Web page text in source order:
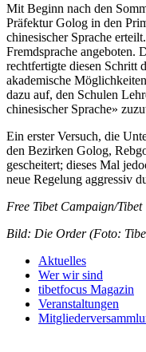
Mit Beginn nach den
Präfektur Golog in den
chinesischer Sprache
Fremdsprache angeboten.
rechtfertigte diesen Schritt
akademische
dazu auf, den Schulen
chinesischer Sprache»
Ein erster Versuch, die
den Bezirken Golog,
gescheitert; dieses Mal
neue Regelung aggressiv
Free Tibet Campaign/
Bild: Die Order (Foto:
Aktuelles
Wer wir sind
tibetfocus Magazin
Veranstaltungen